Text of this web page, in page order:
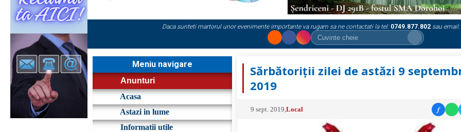
Daca sunteti martorul unor evenimente importante va rugam sa ne contactati la tel: 0749.877.802 sau email:
Meniu navigare
Anunturi
Acasa
Astazi in lume
Informatii utile
Sărbătoriții zilei de astăzi 9
2019
9 sept. 2019 ,Local f